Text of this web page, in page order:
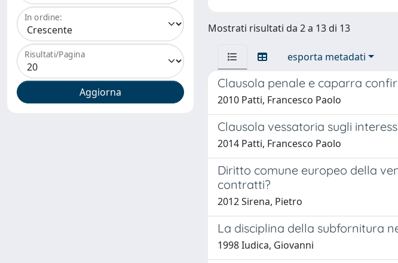
In ordine:
Risultati/Pagina
Mostrati risultati da 2 a 13 di 13
esporta metadati
Clausola penale e caparra
2010 Patti, Francesco Paolo
Clausola vessatoria sugli
2014 Patti, Francesco Paolo
Diritto comune europeo della
contratti?
2012 Sirena, Pietro
La disciplina della subfornitura
1998 Iudica, Giovanni